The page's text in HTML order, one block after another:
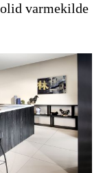
varmekilde